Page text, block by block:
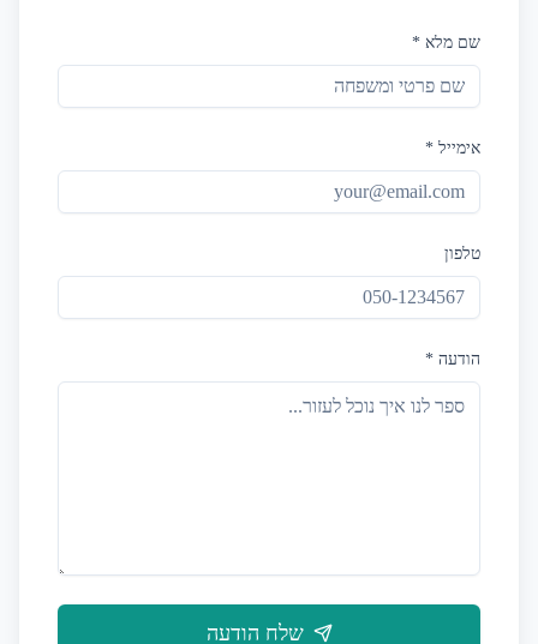
שם מלא *
אימייל *
טלפון
הודעה *
שלח הודעה